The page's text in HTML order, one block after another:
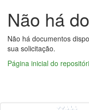
Não há
Não há documentos
sua solicitação.
Página inicial do